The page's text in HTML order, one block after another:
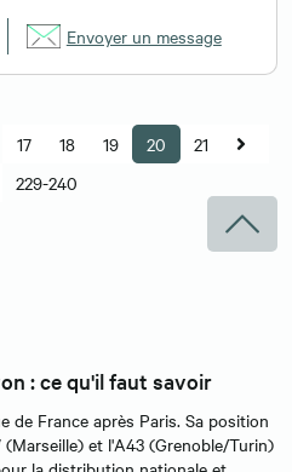
Envoyer un message
17 18 19 20
21
229-240
: ce qu'il faut savoir
de France après Paris. Sa position
et l'A43 (Grenoble/Turin)